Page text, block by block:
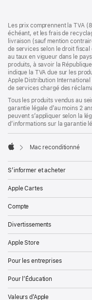
de
page
de
bas
de
page
Les prix comprennent la TVA
échéant, et les frais de
livraison (sauf mention
de services selon le droit
au taux en vigueur dans le
produits, à savoir la
indique la TVA due sur les
Apple Distribution
de services chargé des
Tous les produits vendus au
garantie légale d’au moins 2
peuvent s’appliquer selon la
d’informations sur la garantie
Mac reconditionné
S’informer et acheter
Apple Cartes
Compte
Divertissements
Apple Store
Pour les entreprises
Pour l’Éducation
Valeurs d’Apple